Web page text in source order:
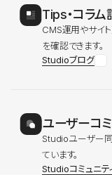
Tips・コラム
CMS運用やサイ
を確認できます。
Studioブログ
ユーザーコ
Studioユーザー
ています。
Studioコミュニテ